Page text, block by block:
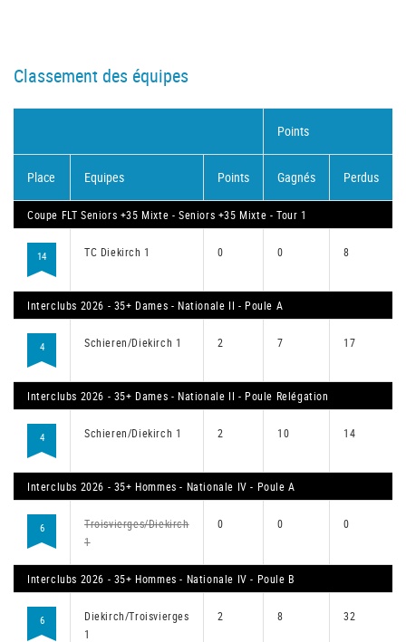
Classement des équipes
Points
Place Equipes Points Gagnés Perdus
Coupe FLT Seniors +35 Mixte - Seniors +35 Mixte - Tour 1
14 TC Diekirch 1 0 0 8
Interclubs 2026 - 35+ Dames - Nationale II - Poule A
4 Schieren/Diekirch 1 2 7 17
Interclubs 2026 - 35+ Dames - Nationale II - Poule Relégation
4 Schieren/Diekirch 1 2 10 14
Interclubs 2026 - 35+ Hommes - Nationale IV - Poule A
6
Troisvierges/Diekirch
1
0 0 0
Interclubs 2026 - 35+ Hommes - Nationale IV - Poule B
6
Diekirch/Troisvierges
1
2 8 32